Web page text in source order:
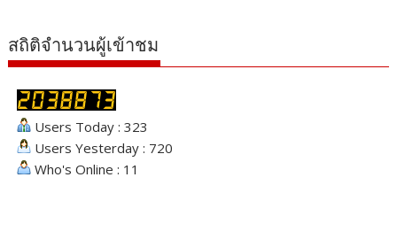
สถิติจำนวนผู้เข้าชม
Users Today : 323
Users Yesterday : 720
Who's Online : 11